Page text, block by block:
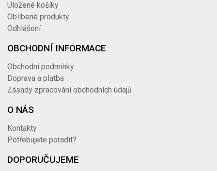
Uložené košíky
Oblíbené produkty
Odhlášení
OBCHODNÍ INFORMACE
Obchodní podmínky
Doprava a platba
Zásady zpracování obchodních údajů
O NÁS
Kontakty
Potřebujete poradit?
DOPORUČUJEME